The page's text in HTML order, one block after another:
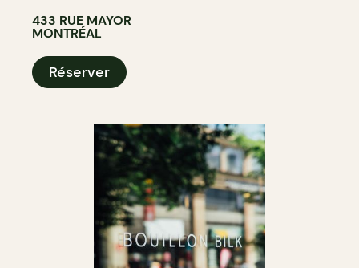
433 RUE MAYOR
MONTRÉAL
Réserver